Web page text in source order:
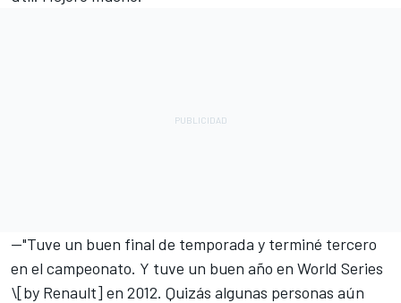
—"Tuve un buen final de temporada y terminé tercero
en el campeonato. Y tuve un buen año en World Series
\[by Renault] en 2012. Quizás algunas personas aún